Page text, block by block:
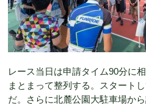
レース当日は申請タイム90分に
まとまって整列する。スタート
だ。さらに北麓公園大駐車場か